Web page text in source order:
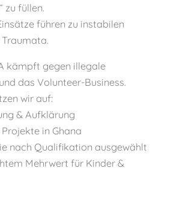
zu füllen.
führen zu instabilen
kämpft gegen illegale
das Volunteer-Business.
wir auf:
& Aufklärung
in Ghana
nach Qualifikation ausgewählt
Mehrwert für Kinder &